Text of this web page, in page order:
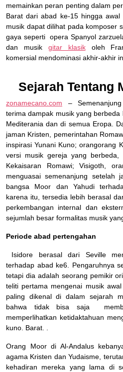
memainkan peran penting dalam
Barat dari abad ke-15 hingga
musik dapat dilihat pada komposer
gaya seperti opera Spanyol
dan musik gitar klasikoleh
komersial mendominasi akhir-akhir
Sejarah Tentang
zonamecano.com –
terima dampak musik yang
Mediterania dan di semua Eropa.
jaman Kristen, pemerintahan
inspirasi Yunani Kuno; orangorang
versi musik gereja yang
Kekaisaran Romawi; Visigoth,
menguasai semenanjung setelah
bangsa Moor dan Yahudi
karena itu, tersedia lebih berasal
perkembangan internal dan
sejumlah besar formalitas musik
Periode abad pertengahan
Isidore berasal dari Seville
terhadap abad ke6. Pengaruhnya
tetapi dia adalah seorang pemikir
teliti pertama mengenai musik
paling dikenal di dalam sejarah
bahwa tidak bisa saja
memperlihatkan ketidaktahuan
kuno. Barat. .
Orang Moor di Al-Andalus
agama Kristen dan Yudaisme,
kehadiran mereka yang lama di